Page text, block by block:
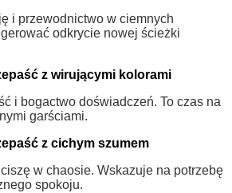
i przewodnictwo w ciemnych
odkrycie nowej ścieżki
z wirującymi kolorami
i bogactwo doświadczeń. To czas na
garściami.
z cichym szumem
w chaosie. Wskazuje na potrzebę
spokoju.